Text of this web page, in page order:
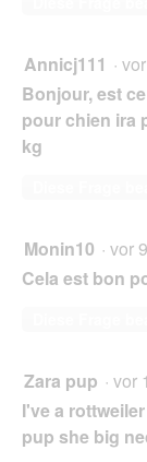
Annicj111 ·
Bonjour, est
pour chien ira
kg
Monin10 · vor
Cela est bon
Zara pup · vor
I've a
pup she big